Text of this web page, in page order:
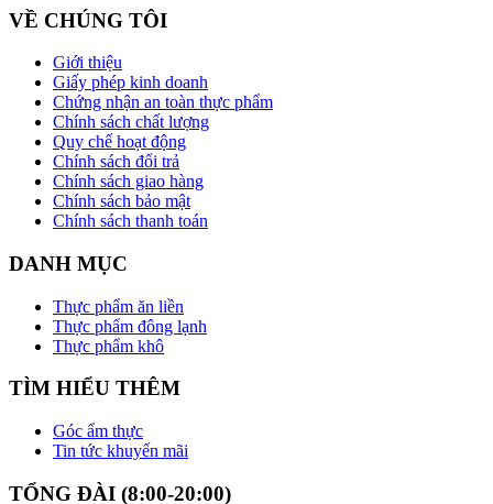
VỀ CHÚNG TÔI
Giới thiệu
Giấy phép kinh doanh
Chứng nhận an toàn thực phẩm
Chính sách chất lượng
Quy chế hoạt động
Chính sách đổi trả
Chính sách giao hàng
Chính sách bảo mật
Chính sách thanh toán
DANH MỤC
Thực phẩm ăn liền
Thực phẩm đông lạnh
Thực phẩm khô
TÌM HIỂU THÊM
Góc ẩm thực
Tin tức khuyến mãi
TỔNG ĐÀI (8:00-20:00)